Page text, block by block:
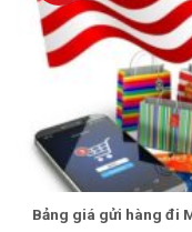
Bảng giá gửi hàng đi